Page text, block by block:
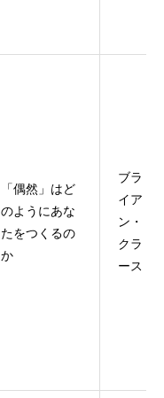
「偶然」はど
のようにあな
たをつくるの
か
ブラ
イア
ン・
クラ
ース